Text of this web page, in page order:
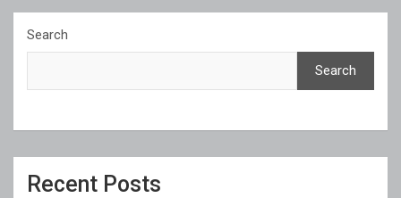
Search
Search
Recent Posts